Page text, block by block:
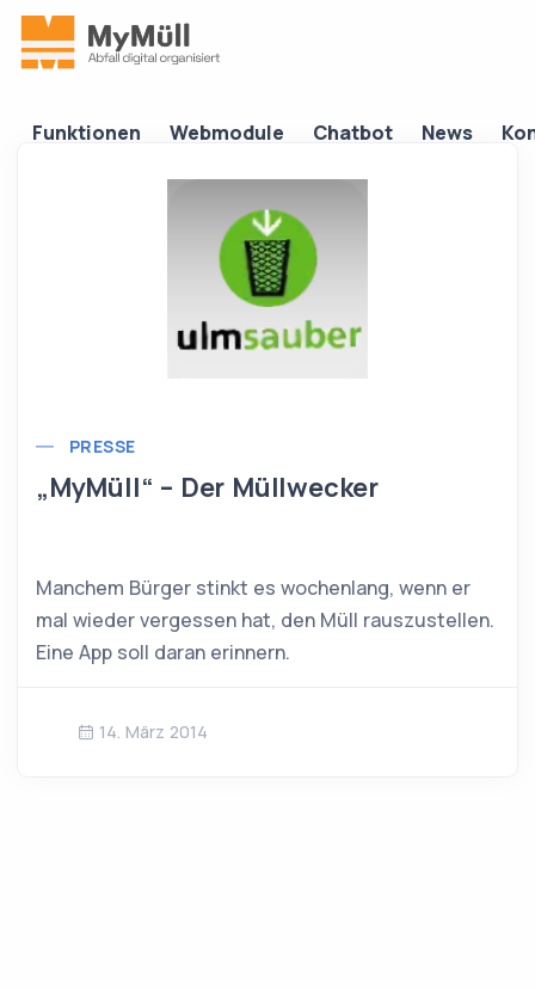
Funktionen Webmodule Chatbot News
PRESSE
„MyMüll“ – Der Müllwecker
Manchem Bürger stinkt es wochenlang, wenn er
mal wieder vergessen hat, den Müll rauszustellen.
Eine App soll daran erinnern.
14. März 2014